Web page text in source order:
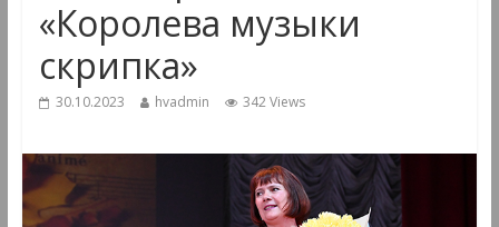
«Королева музыки
скрипка»
30.10.2023 hvadmin 342 Views